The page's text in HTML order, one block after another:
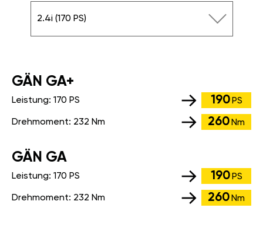
2.4i (170 PS)
GÄN GA+
Leistung: 170 PS 190 PS
Drehmoment: 232 Nm 260 Nm
GÄN GA
Leistung: 170 PS 190 PS
Drehmoment: 232 Nm 260 Nm